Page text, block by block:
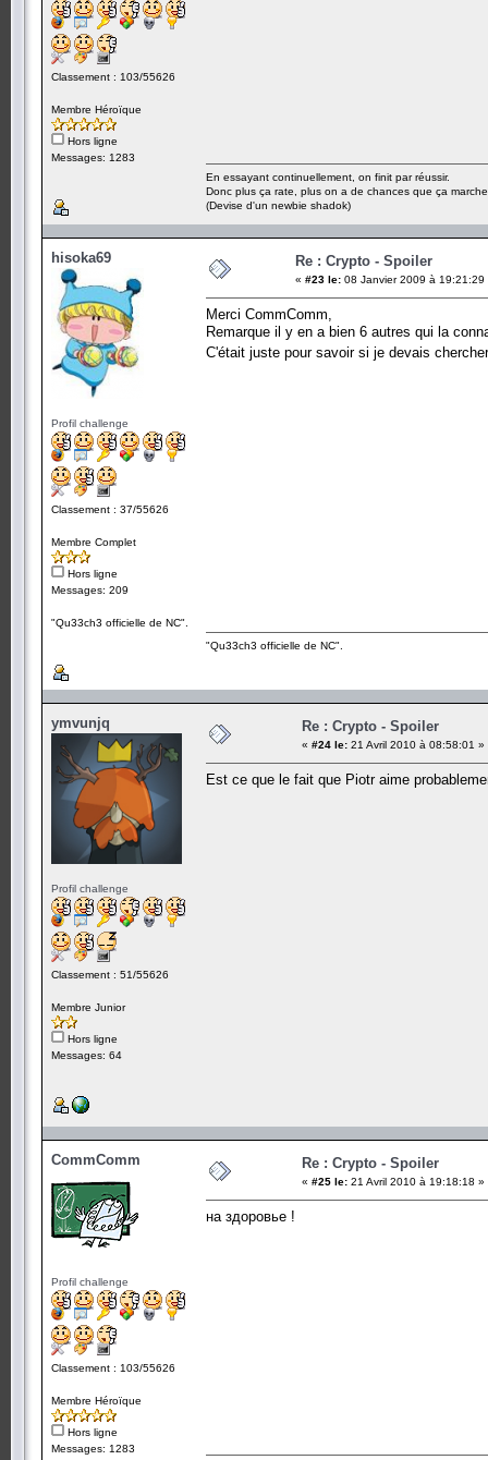
Classement : 103/55626
Membre Héroïque
Hors ligne
Messages: 1283
En essayant continuellement, on finit par réussir.
Donc plus ça rate, plus on a de chances que ça
(Devise d'un newbie shadok)
hisoka69
Profil challenge
Classement : 37/55626
Membre Complet
Hors ligne
Messages: 209
"Qu33ch3 officielle de NC".
Re : Crypto - Spoiler
« #23 le: 08 Janvier 2009 à 19:21:29
Merci CommComm,
Remarque il y en a bien 6 autres qui la
C'était juste pour savoir si je devais
"Qu33ch3 officielle de NC".
ymvunjq
Profil challenge
Classement : 51/55626
Membre Junior
Hors ligne
Messages: 64
Re : Crypto - Spoiler
« #24 le: 21 Avril 2010 à 08:58:01 »
Est ce que le fait que Piotr aime
CommComm
Profil challenge
Classement : 103/55626
Membre Héroïque
Hors ligne
Messages: 1283
Re : Crypto - Spoiler
« #25 le: 21 Avril 2010 à 19:18:18 »
на здоровье !